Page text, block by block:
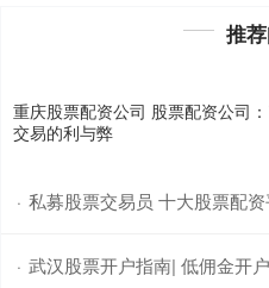
推
重庆股票配资公司 股票配资公司
交易的利与弊
· 私募股票交易员 十大股票配资平
· 武汉股票开户指南| 低佣金开